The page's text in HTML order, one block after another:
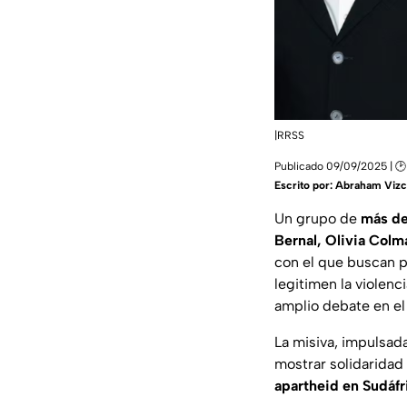
|RRSS
Publicado 09/09/2025 |
Escrito por: Abraham
Un grupo de más
Bernal, Olivia
con el que buscan
legitimen la
amplio debate en
La misiva,
mostrar
apartheid en